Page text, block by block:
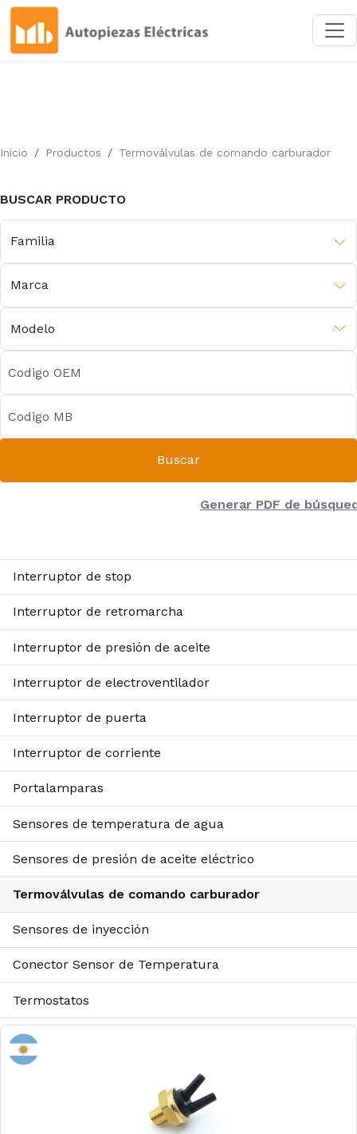
Inicio Productos Termoválvulas de comando carburador
BUSCAR PRODUCTO
Buscar
Generar PDF de
Interruptor de stop
Interruptor de retromarcha
Interruptor de presión de aceite
Interruptor de electroventilador
Interruptor de puerta
Interruptor de corriente
Portalamparas
Sensores de temperatura de agua
Sensores de presión de aceite eléctrico
Termoválvulas de comando carburador
Sensores de inyección
Conector Sensor de Temperatura
Termostatos